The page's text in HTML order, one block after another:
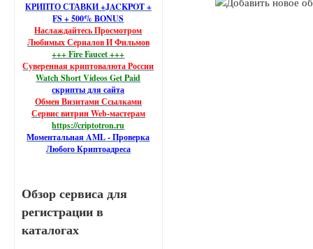
КРИПТО СТАВКИ +JACKPOT +
FS + 500% BONUS
Наслаждайтесь Просмотром
Любимых Сериалов И Фильмов
+++ Fire Faucet +++
Суверенная криптовалюта России
Watch Short Videos Get Paid
скрипты для сайта
Обмен Визитами Ссылками
Сервис витрин Web-мастерам
https://criptotron.ru
Моментальная AML - Проверка
Любого Криптоадреса
Обзор сервиса для
регистрации в
каталогах